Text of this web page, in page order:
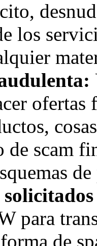
los
ofertas
scam
para
de